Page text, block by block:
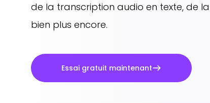
de la transcription audio en texte, de
bien plus encore.
Essai gratuit maintenant